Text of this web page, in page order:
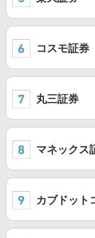
コスモ証券
丸三証券
マネックス
カブドット